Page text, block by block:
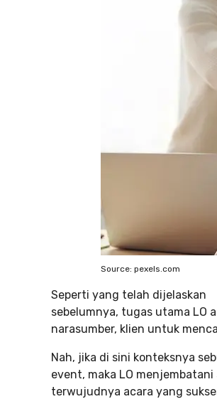
Source: pexels.com
Seperti yang telah dijelaskan
sebelumnya, tugas utama LO
narasumber, klien untuk
Nah, jika di sini konteksnya
event, maka LO
terwujudnya acara yang